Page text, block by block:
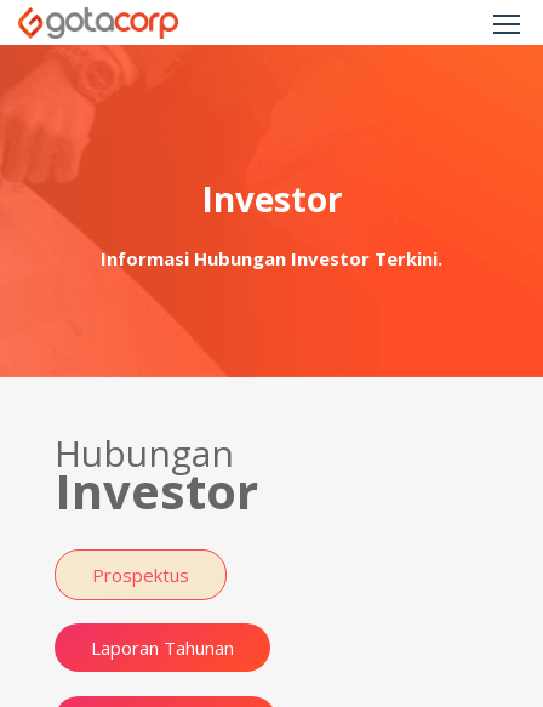
Investor
Informasi Hubungan Investor Terkini.
Hubungan
Investor
Prospektus
Laporan Tahunan